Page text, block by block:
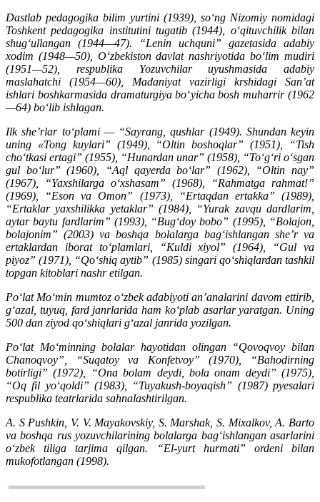
Dastlab pedagogika bilim yurtini (1939), so‘ng Nizomiy nomidagi
Toshkent pedagogika institutini tugatib (1944), o‘qituvchilik bilan
shug‘ullangan (1944—47). “Lenin uchquni” gazetasida adabiy
xodim (1948—50), O‘zbekiston davlat nashriyotida bo‘lim mudiri
(1951—52), respublika Yozuvchilar uyushmasida adabiy
maslahatchi (1954—60), Madaniyat vazirligi krshidagi San’at
ishlari boshkarmasida dramaturgiya bo‘yicha bosh muharrir (1962
—64) bo‘lib ishlagan.
Ilk she’rlar to‘plami — “Sayrang, qushlar (1949). Shundan keyin
uning «Tong kuylari” (1949), “Oltin boshoqlar” (1951), “Tish
cho‘tkasi ertagi” (1955), “Hunardan unar” (1958), “To‘g‘ri o‘sgan
gul bo‘lur” (1960), “Aql qayerda bo‘lar” (1962), “Oltin nay”
(1967), “Yaxshilarga o‘xshasam” (1968), “Rahmatga rahmat!”
(1969), “Eson va Omon” (1973), “Ertaqdan ertakka” (1989),
“Ertaklar yaxshilikka yetaklar” (1984), “Yurak zavqu dardlarim,
aytar baytu fardlarim” (1993), “Bug‘doy bobo” (1995), “Bolajon,
bolajonim” (2003) va boshqa bolalarga bag‘ishlangan she’r va
ertaklardan iborat to‘plamlari, “Kuldi xiyol” (1964), “Gul va
piyoz” (1971), “Qo‘shiq aytib” (1985) singari qo‘shiqlardan tashkil
topgan kitoblari nashr etilgan.
Po‘lat Mo‘min mumtoz o‘zbek adabiyoti an’analarini davom ettirib,
g‘azal, tuyuq, fard janrlarida ham ko‘plab asarlar yaratgan. Uning
500 dan ziyod qo‘shiqlari g‘azal janrida yozilgan.
Po‘lat Mo‘minning bolalar hayotidan olingan “Qovoqvoy bilan
Chanoqvoy”, “Suqatoy va Konfetvoy” (1970), “Bahodirning
botirligi” (1972), “Ona bolam deydi, bola onam deydi” (1975),
“Oq fil yo‘qoldi” (1983), “Tuyakush-boyaqish” (1987) pyesalari
respublika teatrlarida sahnalashtirilgan.
A. S Pushkin, V. V. Mayakovskiy, S. Marshak, S. Mixalkov, A. Barto
va boshqa rus yozuvchilarining bolalarga bag‘ishlangan asarlarini
o‘zbek tiliga tarjima qilgan. “El-yurt hurmati” ordeni bilan
mukofotlangan (1998).